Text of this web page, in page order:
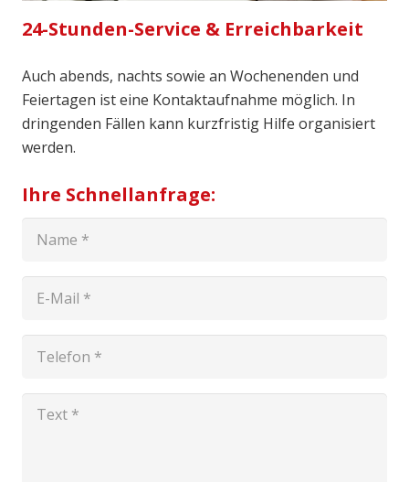
24-Stunden-Service & Erreichbarkeit
Auch abends, nachts sowie an Wochenenden und
Feiertagen ist eine Kontaktaufnahme möglich. In
dringenden Fällen kann kurzfristig Hilfe organisiert
werden.
Ihre Schnellanfrage: